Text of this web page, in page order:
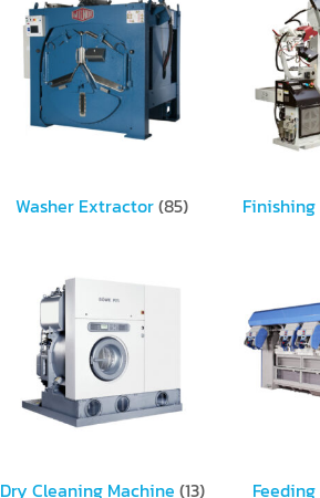
Washer Extractor(85)
Dry Cleaning Machine (13)